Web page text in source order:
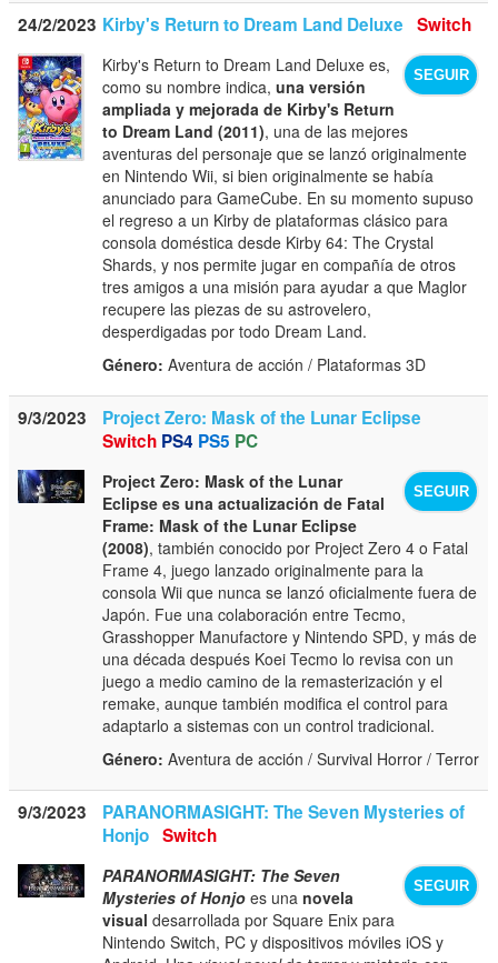
24/2/2023 Kirby's Return to Dream Land Deluxe Switch
SEGUIR
Kirby's Return to Dream Land Deluxe es,
como su nombre indica,una versión
ampliada y mejorada de Kirby's Return
to Dream Land (2011), una de las mejores
aventuras del personaje que se lanzó originalmente
en Nintendo Wii, si bien originalmente se había
anunciado para GameCube. En su momento supuso
el regreso a un Kirby de plataformas clásico para
consola doméstica desde Kirby 64: The Crystal
Shards, y nos permite jugar en compañía de otros
tres amigos a una misión para ayudar a que Maglor
recupere las piezas de su astrovelero,
desperdigadas por todo Dream Land.
Género: Aventura de acción / Plataformas 3D
9/3/2023
Project Zero: Mask of the Lunar Eclipse
Switch PS4 PS5 PC
SEGUIR
Project Zero: Mask of the Lunar
Eclipse es una actualización de Fatal
Frame: Mask of the Lunar Eclipse
(2008), también conocido por Project Zero 4 o Fatal
Frame 4, juego lanzado originalmente para la
consola Wii que nunca se lanzó oficialmente fuera de
Japón. Fue una colaboración entre Tecmo,
Grasshopper Manufactore y Nintendo SPD, y más de
una década después Koei Tecmo lo revisa con un
juego a medio camino de la remasterización y el
remake, aunque también modifica el control para
adaptarlo a sistemas con un control tradicional.
Género: Aventura de acción / Survival Horror / Terror
9/3/2023
PARANORMASIGHT: The Seven Mysteries of
Honjo Switch
SEGUIR
PARANORMASIGHT: The Seven
Mysteries of Honjo es unanovela
visual desarrollada por Square Enix para
Nintendo Switch, PC y dispositivos móviles iOS y